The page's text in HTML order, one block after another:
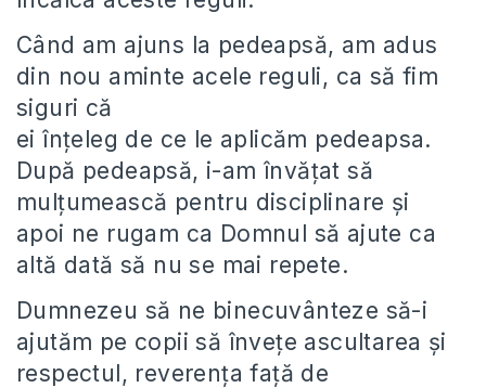
Când am ajuns la pedeapsă, am adus
din nou aminte acele reguli, ca să fim
siguri că
ei înțeleg de ce le aplicăm pedeapsa.
După pedeapsă, i-am învățat să
mulțumească pentru disciplinare și
apoi ne rugam ca Domnul să ajute ca
altă dată să nu se mai repete.
Dumnezeu să ne binecuvânteze să-i
ajutăm pe copii să învețe ascultarea și
respectul, reverența față de